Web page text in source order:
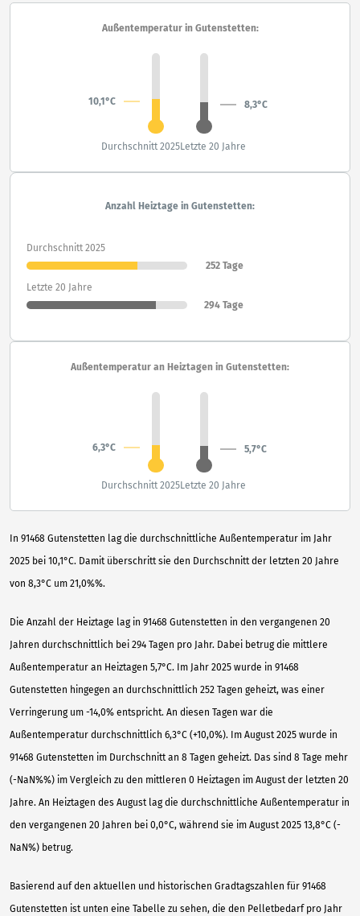
In 91468 Gutenstetten lag die durchschnittliche Außentemperatur im Jahr
2025 bei 10,1°C. Damit überschritt sie den Durchschnitt der letzten 20 Jahre
von 8,3°C um 21,0%%.
Die Anzahl der Heiztage lag in 91468 Gutenstetten in den vergangenen 20
Jahren durchschnittlich bei 294 Tagen pro Jahr. Dabei betrug die mittlere
Außentemperatur an Heiztagen 5,7°C. Im Jahr 2025 wurde in 91468
Gutenstetten hingegen an durchschnittlich 252 Tagen geheizt, was einer
Verringerung um -14,0% entspricht. An diesen Tagen war die
Außentemperatur durchschnittlich 6,3°C (+10,0%). Im August 2025 wurde in
91468 Gutenstetten im Durchschnitt an 8 Tagen geheizt. Das sind 8 Tage mehr
(-NaN%%) im Vergleich zu den mittleren 0 Heiztagen im August der letzten 20
Jahre. An Heiztagen des August lag die durchschnittliche Außentemperatur in
den vergangenen 20 Jahren bei 0,0°C, während sie im August 2025 13,8°C (-
NaN%) betrug.
Basierend auf den aktuellen und historischen Gradtagszahlen für 91468
Gutenstetten ist unten eine Tabelle zu sehen, die den Pelletbedarf pro Jahr
Außentemperatur in Gutenstetten:
10,1°C 8,3°C
Durchschnitt 2025Letzte 20 Jahre
Anzahl Heiztage in Gutenstetten:
Durchschnitt 2025
252 Tage
Letzte 20 Jahre
294 Tage
Außentemperatur an Heiztagen in Gutenstetten:
6,3°C 5,7°C
Durchschnitt 2025Letzte 20 Jahre